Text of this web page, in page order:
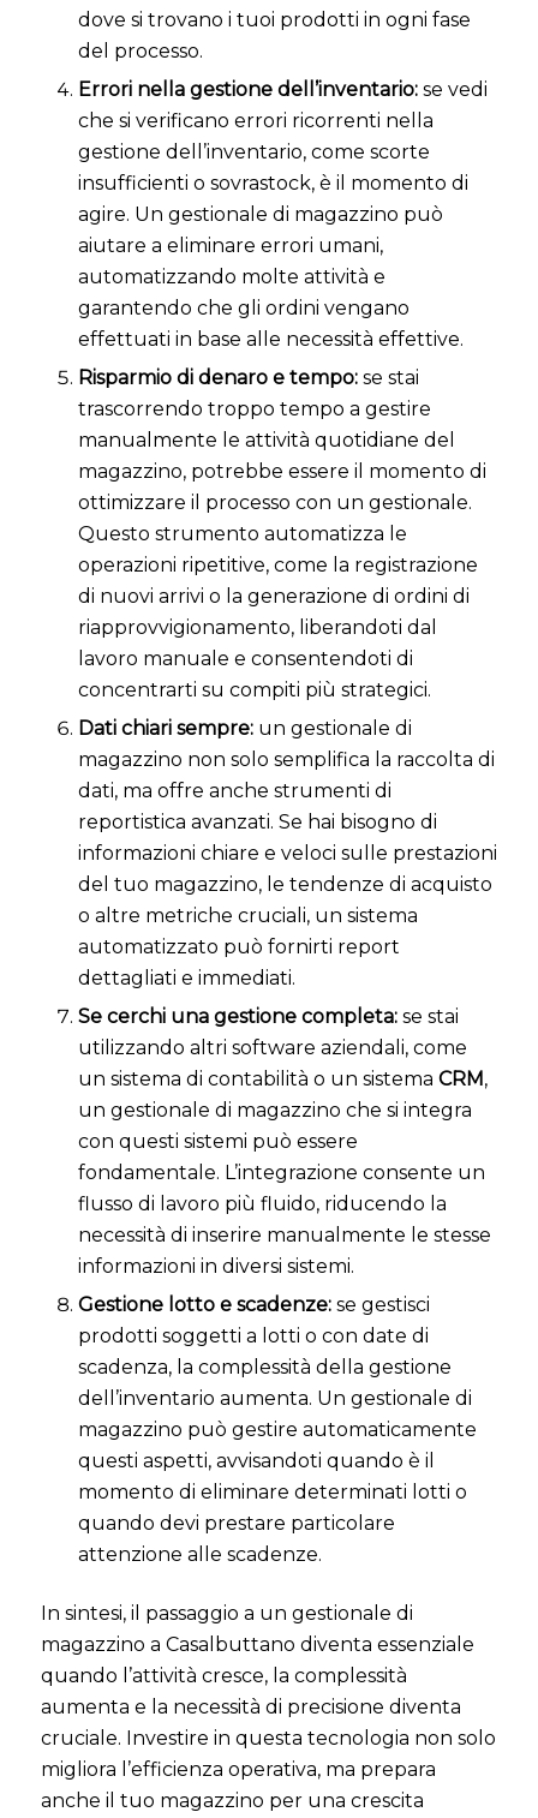
dove si trovano i tuoi prodotti in ogni fase
del processo.
Errori nella gestione dell’inventario: se vedi
che si verificano errori ricorrenti nella
gestione dell’inventario, come scorte
insufficienti o sovrastock, è il momento di
agire. Un gestionale di magazzino può
aiutare a eliminare errori umani,
automatizzando molte attività e
garantendo che gli ordini vengano
effettuati in base alle necessità effettive.
Risparmio di denaro e tempo: se stai
trascorrendo troppo tempo a gestire
manualmente le attività quotidiane del
magazzino, potrebbe essere il momento di
ottimizzare il processo con un gestionale.
Questo strumento automatizza le
operazioni ripetitive, come la registrazione
di nuovi arrivi o la generazione di ordini di
riapprovvigionamento, liberandoti dal
lavoro manuale e consentendoti di
concentrarti su compiti più strategici.
Dati chiari sempre: un gestionale di
magazzino non solo semplifica la raccolta di
dati, ma offre anche strumenti di
reportistica avanzati. Se hai bisogno di
informazioni chiare e veloci sulle prestazioni
del tuo magazzino, le tendenze di acquisto
o altre metriche cruciali, un sistema
automatizzato può fornirti report
dettagliati e immediati.
Se cerchi una gestione completa: se stai
utilizzando altri software aziendali, come
un sistema di contabilità o un sistema CRM,
un gestionale di magazzino che si integra
con questi sistemi può essere
fondamentale. L’integrazione consente un
flusso di lavoro più fluido, riducendo la
necessità di inserire manualmente le stesse
informazioni in diversi sistemi.
Gestione lotto e scadenze: se gestisci
prodotti soggetti a lotti o con date di
scadenza, la complessità della gestione
dell’inventario aumenta. Un gestionale di
magazzino può gestire automaticamente
questi aspetti, avvisandoti quando è il
momento di eliminare determinati lotti o
quando devi prestare particolare
attenzione alle scadenze.
In sintesi, il passaggio a un gestionale di
magazzino a Casalbuttano diventa essenziale
quando l’attività cresce, la complessità
aumenta e la necessità di precisione diventa
cruciale. Investire in questa tecnologia non solo
migliora l’efficienza operativa, ma prepara
anche il tuo magazzino per una crescita